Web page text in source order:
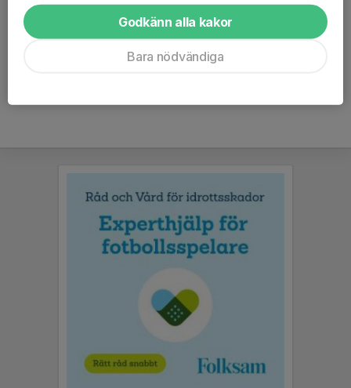
Position
-
Ålder
8 år
Godkänn alla kakor
Bara nödvändiga